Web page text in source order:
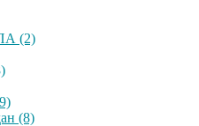
(2)
(8)